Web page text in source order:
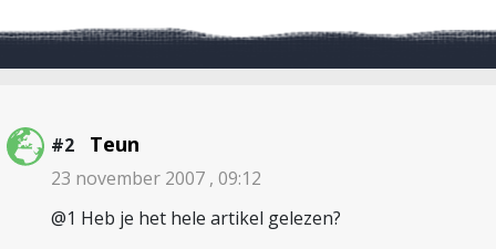
#2 Teun
23 november 2007 , 09:12
@1 Heb je het hele artikel gelezen?